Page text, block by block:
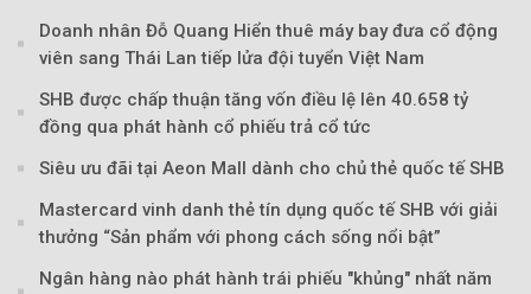
Doanh nhân Đỗ Quang Hiển thuê máy bay đưa cổ động
viên sang Thái Lan tiếp lửa đội tuyển Việt Nam
SHB được chấp thuận tăng vốn điều lệ lên 40.658 tỷ
đồng qua phát hành cổ phiếu trả cổ tức
Siêu ưu đãi tại Aeon Mall dành cho chủ thẻ quốc tế SHB
Mastercard vinh danh thẻ tín dụng quốc tế SHB với giải
thưởng “Sản phẩm với phong cách sống nổi bật”
Ngân hàng nào phát hành trái phiếu "khủng" nhất năm